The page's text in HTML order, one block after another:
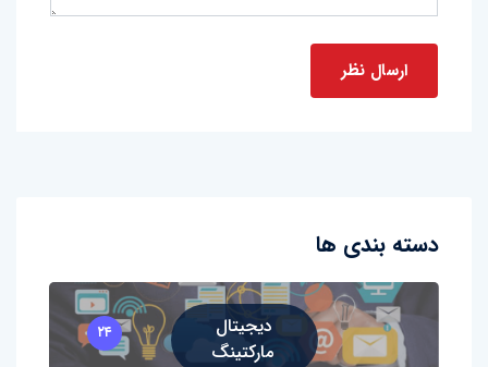
دسته بندی ها
دیجیتال
مارکتینگ
۲۴